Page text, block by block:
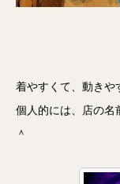
着やすくて、動きや
個人的には、店の名
＾